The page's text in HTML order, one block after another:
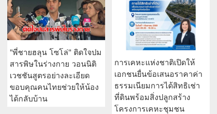
"พี่ชายฮลุน โซโล่" ติดใจปม
สารพิษในร่างกาย วอนนิติ
เวชชันสูตรอย่างละเอียด
ขอบคุณคนไทยช่วยให้น้อง
ได้กลับบ้าน
การเคหะแห่งชาติเปิดให้
เอกชนยื่นข้อเสนอราคาค่า
ธรรมเนียมการได้สิทธิเช่า
ที่ดินพร้อมสิ่งปลูกสร้าง
โครงการเคหะชุมชน